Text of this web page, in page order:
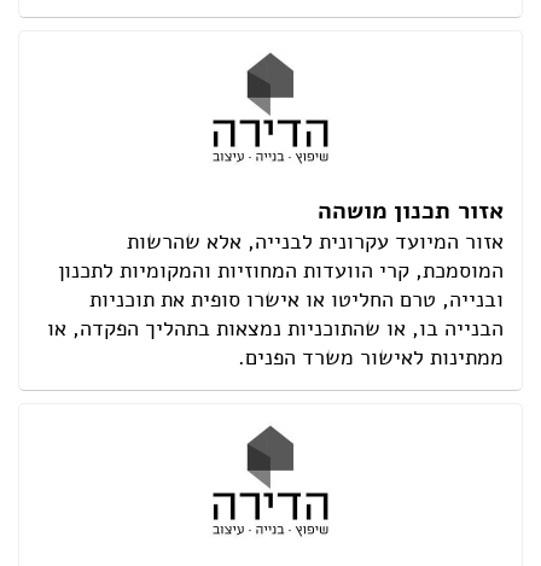
אזור תכנון מושהה
אזור המיועד עקרונית לבנייה, אלא שהרשות
המוסמכת, קרי הוועדות המחוזיות והמקומיות לתכנון
ובנייה, טרם החליטו או אישרו סופית את תוכניות
הבנייה בו, או שהתוכניות נמצאות בתהליך הפקדה, או
ממתינות לאישור משרד הפנים.